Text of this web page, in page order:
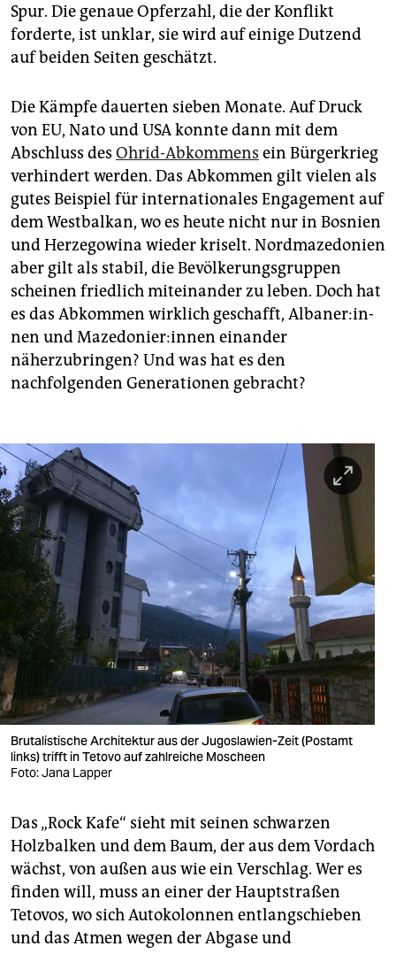
Spur. Die genaue Opferzahl, die der Konflikt
forderte, ist unklar, sie wird auf einige Dutzend
auf beiden Seiten geschätzt.
Die Kämpfe dauerten sieben Monate. Auf Druck
von EU, Nato und USA konnte dann mit dem
Abschluss des Ohrid-Abkommens ein Bürgerkrieg
verhindert werden. Das Abkommen gilt vielen als
gutes Beispiel für internationales Engagement auf
dem Westbalkan, wo es heute nicht nur in Bosnien
und Herzegowina wieder kriselt. Nordmazedonien
aber gilt als stabil, die Bevölkerungsgruppen
scheinen friedlich miteinander zu leben. Doch hat
es das Abkommen wirklich geschafft, Al­ba­ne­r:in­
nen und Ma­ze­do­nie­r:in­nen einander
näherzubringen? Und was hat es den
nachfolgenden Generationen gebracht?
Brutalistische Architektur aus der Jugoslawien-Zeit (Postamt
links) trifft in Tetovo auf zahlreiche Moscheen
Foto: Jana Lapper
Das „Rock Kafe“ sieht mit seinen schwarzen
Holzbalken und dem Baum, der aus dem Vordach
wächst, von außen aus wie ein Verschlag. Wer es
finden will, muss an einer der Hauptstraßen
Tetovos, wo sich Autokolonnen entlangschieben
und das Atmen wegen der Abgase und